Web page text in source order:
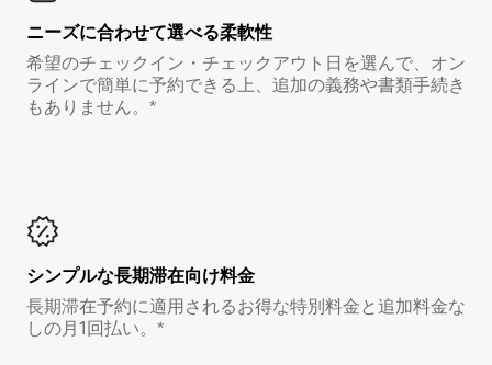
ニーズに合わせて選べる柔軟性
希望のチェックイン・チェックアウト日を選んで、オン
ラインで簡単に予約できる上、追加の義務や書類手続き
もありません。*
シンプルな長期滞在向け料金
長期滞在予約に適用されるお得な特別料金と追加料金な
しの月1回払い。*